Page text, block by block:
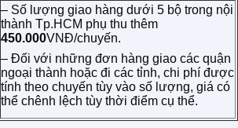
– Số lượng giao hàng dưới 5 bộ trong nội
thành Tp.HCM phụ thu thêm
450.000VNĐ/chuyến.
– Đối với những đơn hàng giao các quận
ngoại thành hoặc đi các tỉnh, chi phí được
tính theo chuyến tùy vào số lượng, giá có
thể chênh lệch tùy thời điểm cụ thể.